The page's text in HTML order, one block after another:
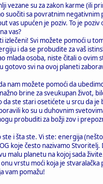
vezane su za zakon karme (ili
suočiti sa povratnim negativnim
vas upućen je poziv. To je
vas?
izlečeni! Svi možete pomoći u
i da se probudite za vaš
mlada osoba, niste čitali o
gotovo svi na ovoj planeti
nam možete pomoći da
brine za sveukupan život,
da ste stari osetićete u srcu da
ko su u duhovnim
probuditi za božji zov i
i šta ste. Vi ste: energija
koje često nazivamo
malu planetu na kojoj sada
vrstu moći koja je
vam pomažu!